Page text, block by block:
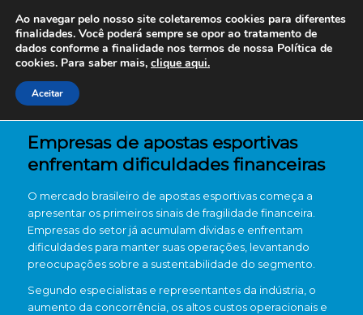
Empresas de apostas esportivas
enfrentam dificuldades financeiras
O mercado brasileiro de apostas esportivas começa a
apresentar os primeiros sinais de fragilidade financeira.
Empresas do setor já acumulam dívidas e enfrentam
dificuldades para manter suas operações, levantando
preocupações sobre a sustentabilidade do segmento.
Segundo especialistas e representantes da indústria, o
aumento da concorrência, os altos custos operacionais e
Ao navegar pelo nosso site coletaremos cookies para diferentes
finalidades. Você poderá sempre se opor ao tratamento de
dados conforme a finalidade nos termos de nossa Política de
cookies. Para saber mais, clique aqui.
Aceitar